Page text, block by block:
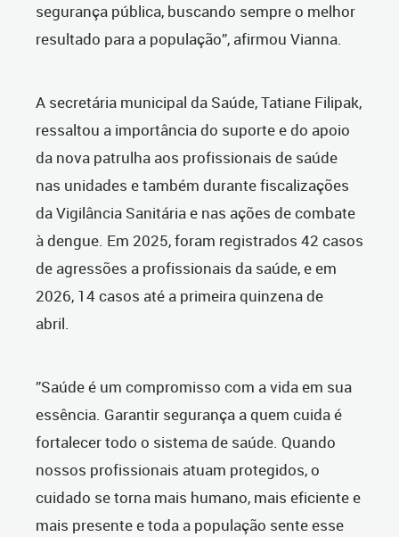
segurança pública, buscando sempre o melhor
resultado para a população”, afirmou Vianna.
A secretária municipal da Saúde, Tatiane Filipak,
ressaltou a importância do suporte e do apoio
da nova patrulha aos profissionais de saúde
nas unidades e também durante fiscalizações
da Vigilância Sanitária e nas ações de combate
à dengue. Em 2025, foram registrados 42 casos
de agressões a profissionais da saúde, e em
2026, 14 casos até a primeira quinzena de
abril.
”Saúde é um compromisso com a vida em sua
essência. Garantir segurança a quem cuida é
fortalecer todo o sistema de saúde. Quando
nossos profissionais atuam protegidos, o
cuidado se torna mais humano, mais eficiente e
mais presente e toda a população sente esse